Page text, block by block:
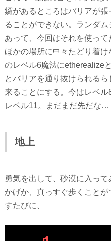
鑼があるところはバリアが
ることができない。ランダ
あって、今回はそれを使って
ほかの場所に中々たどり着
のレベル6魔法にetherealize
とバリアを通り抜けられる
来ることにする。今はレベ
レベル11。まだまだ先だな…
地上
勇気を出して、砂漠に入っ
かげか、真っすぐ歩くこと
すたびに、